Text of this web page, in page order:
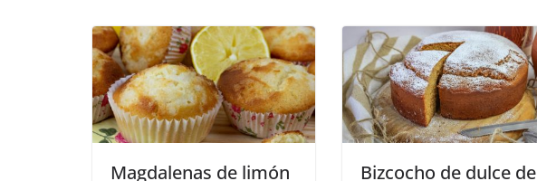
Magdalenas de limón Bizcocho de dulce de